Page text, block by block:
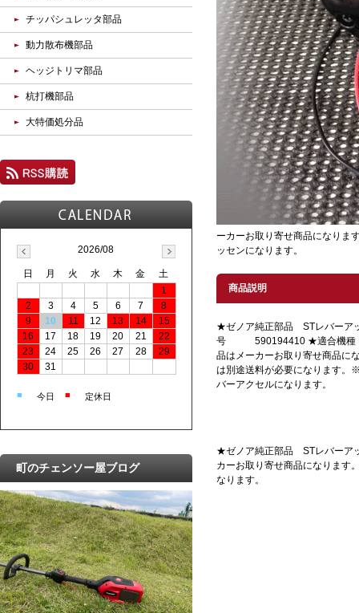
ーカーお取り寄せ商品になりま
ッセンになります。
商品説明
★ゼノア純正部品 STレバーア
号 590194410 ★適合機種
品はメーカーお取り寄せ商品に
は別途送料が必要になります。
バーアクセルになります。
★ゼノア純正部品 STレバー
カーお取り寄せ商品になります
なります。
チッパシュレッタ部品
動力散布機部品
ヘッジトリマ部品
杭打機部品
大特価処分品
2026/08
日 月 火 水 木 金
土
1
2
3 4 5 6 7
8
9
10 11 12 13 14
15
16
17 18 19 20 21
22
23
24 25 26 27 28
29
30
31
■ 今日 ■ 定休日
町のチェンソー屋ブログ